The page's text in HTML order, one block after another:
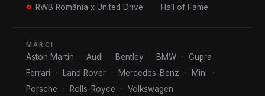
RWB România x United Drive
Hall of Fame
MĂRCI
Aston Martin · Audi · Bentley · BMW · Cupra
·
Ferrari
· Land Rover · Mercedes-Benz · Mini
·
Porsche
· Rolls-Royce · Volkswagen